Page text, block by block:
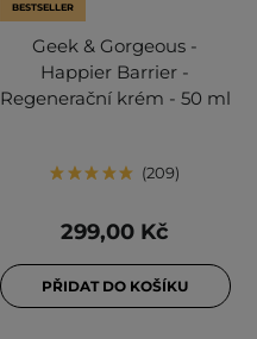
BESTSELLER
Geek & Gorgeous -
Happier Barrier -
Regenerační krém - 50 ml
209
299,00 Kč
PŘIDAT DO KOŠÍKU